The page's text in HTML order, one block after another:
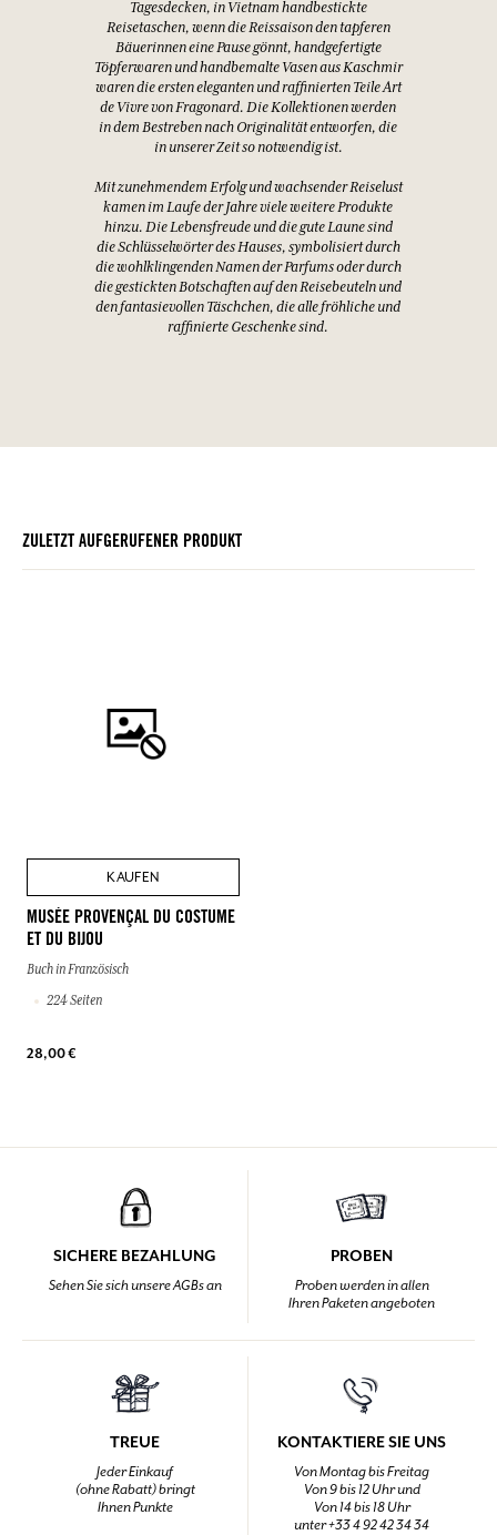
Tagesdecken, in Vietnam handbestickte
Reisetaschen, wenn die Reissaison den tapferen
Bäuerinnen eine Pause gönnt, handgefertigte
Töpferwaren und handbemalte Vasen aus Kaschmir
waren die ersten eleganten und raffinierten Teile Art
de Vivre von Fragonard. Die Kollektionen werden
in dem Bestreben nach Originalität entworfen, die
in unserer Zeit so notwendig ist.
Mit zunehmendem Erfolg und wachsender Reiselust
kamen im Laufe der Jahre viele weitere Produkte
hinzu. Die Lebensfreude und die gute Laune sind
die Schlüsselwörter des Hauses, symbolisiert durch
die wohlklingenden Namen der Parfums oder durch
die gestickten Botschaften auf den Reisebeuteln und
den fantasievollen Täschchen, die alle fröhliche und
raffinierte Geschenke sind.
ZULETZT AUFGERUFENER PRODUKT
KAUFEN
MUSÉE PROVENÇAL DU COSTUME
ET DU BIJOU
Buch in Französisch
224 Seiten
28,00 €
SICHERE BEZAHLUNG
Sehen Sie sich unsere AGBs an
PROBEN
Proben werden in allen
Ihren Paketen angeboten
TREUE
Jeder Einkauf
(ohne Rabatt) bringt
Ihnen Punkte
KONTAKTIERE SIE UNS
Von Montag bis Freitag
Von 9 bis 12 Uhr und
Von 14 bis 18 Uhr
unter +33 4 92 42 34 34